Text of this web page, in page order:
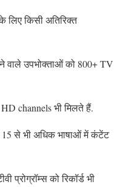
किसी अतिरिक्त
वाले उपभोक्ताओं को 800+ TV
channels भी मिलते हैं.
15 से भी अधिक भाषाओं में कंटेंट
प्रोग्रॉम्स को रिकॉर्ड भी